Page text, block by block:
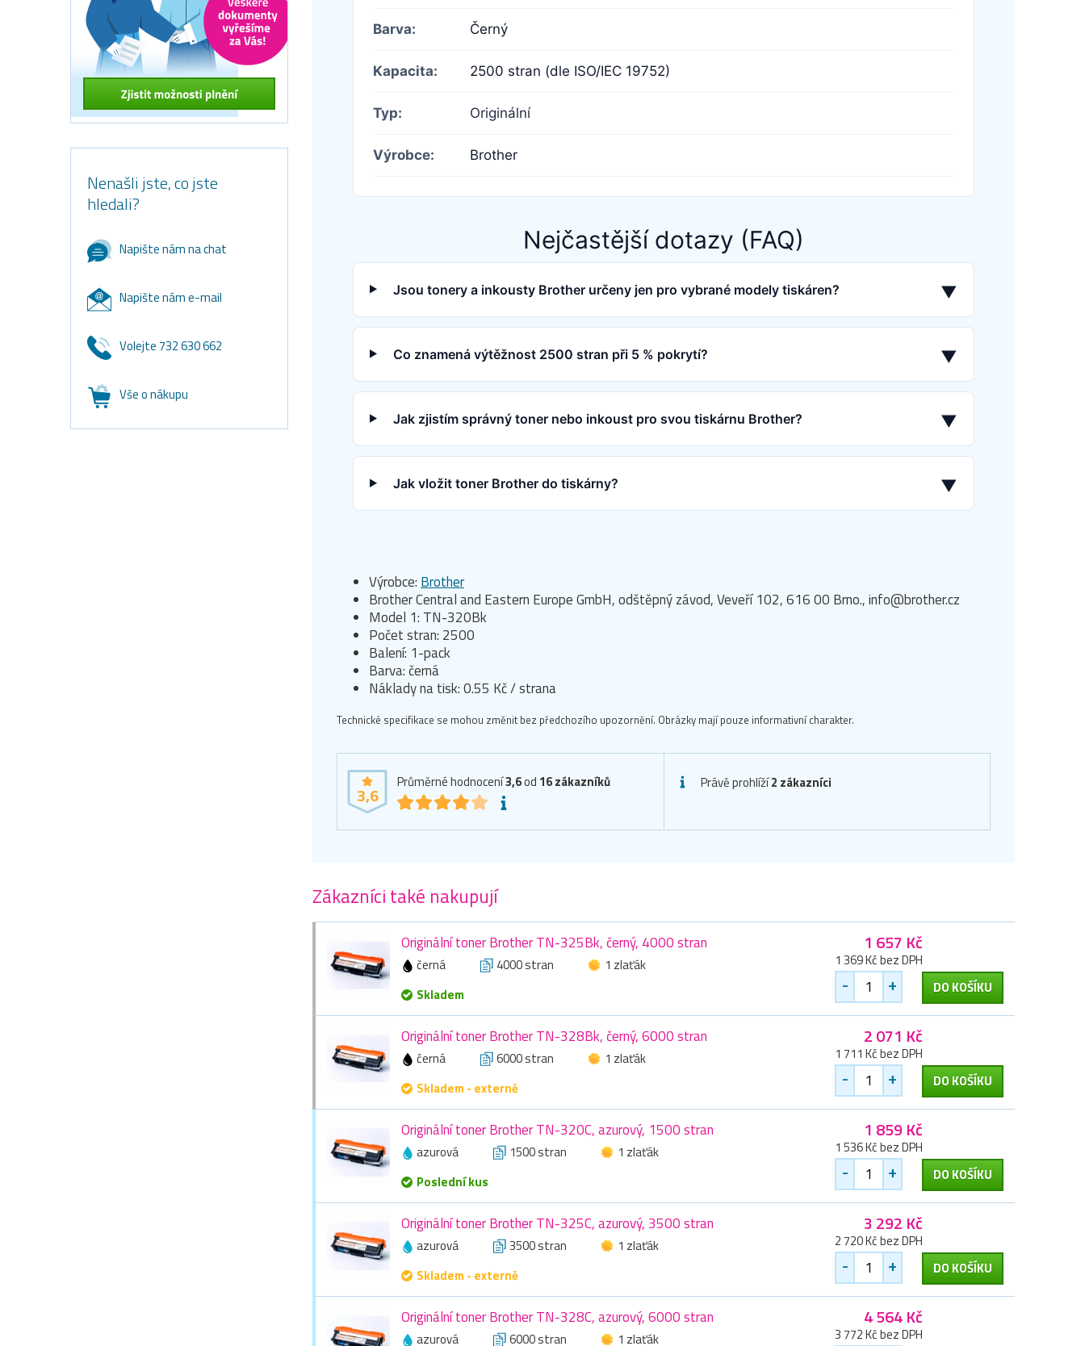
Nenašli jste, co jste
hledali?
Napište nám na chat
Napište nám e-mail
Volejte 732 630 662
Vše o nákupu
Barva: Černý
Kapacita: 2500 stran (dle ISO/IEC 19752)
Typ: Originální
Výrobce: Brother
Nejčastější dotazy (FAQ)
Jsou tonery a inkousty Brother určeny jen pro vybrané modely tiskáren? ▼
Co znamená výtěžnost 2500 stran při 5 % pokrytí? ▼
Jak zjistím správný toner nebo inkoust pro svou tiskárnu Brother? ▼
Jak vložit toner Brother do tiskárny? ▼
Výrobce: Brother
Brother Central and Eastern Europe GmbH, odštěpný závod, Veveří 102, 616 00 Brno., info@brother.cz
Model 1: TN-320Bk
Počet stran: 2500
Balení: 1-pack
Barva: černá
Náklady na tisk: 0.55 Kč / strana
Technické specifikace se mohou změnit bez předchozího upozornění. Obrázky mají pouze informativní charakter.
3,6
Průměrné hodnocení3,6od 16zákazníků Právě prohlíží2 zákazníci
Zákazníci také nakupují
Originální toner Brother TN-325Bk, černý, 4000 stran
černá 4000 stran
1 zlaťák
Skladem
1 657 Kč
1 369 Kč bez DPH
- + DO KOŠÍKU
Originální toner Brother TN-328Bk, černý, 6000 stran
černá 6000 stran
1 zlaťák
Skladem - externě
2 071 Kč
1 711 Kč bez DPH
- + DO KOŠÍKU
Originální toner Brother TN-320C, azurový, 1500 stran
azurová 1500 stran
1 zlaťák
Poslední kus
1 859 Kč
1 536 Kč bez DPH
- + DO KOŠÍKU
Originální toner Brother TN-325C, azurový, 3500 stran
azurová 3500 stran
1 zlaťák
Skladem - externě
3 292 Kč
2 720 Kč bez DPH
- + DO KOŠÍKU
Originální toner Brother TN-328C, azurový, 6000 stran
azurová 6000 stran 1 zlaťák
4 564 Kč
3 772 Kč bez DPH